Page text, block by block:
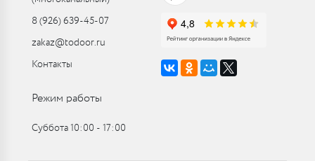
8 (926) 639-45-07
zakaz@todoor.ru
Контакты
Режим работы
Суббота 10:00 ‑ 17:00